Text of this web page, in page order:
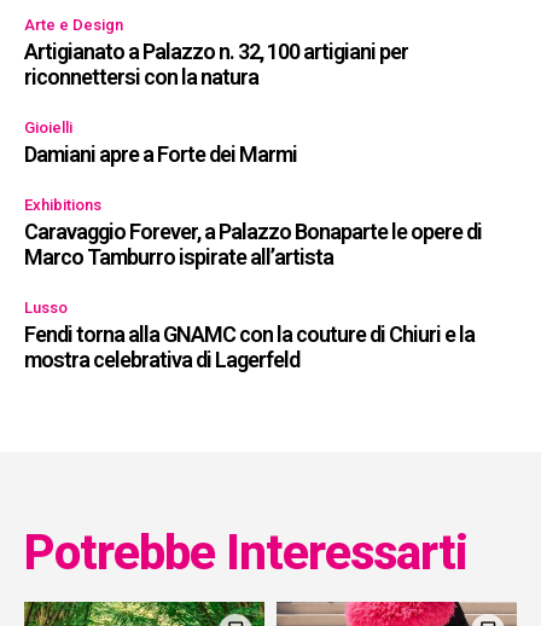
Arte e Design
Artigianato a Palazzo n. 32, 100 artigiani per
riconnettersi con la natura
Gioielli
Damiani apre a Forte dei Marmi
Exhibitions
Caravaggio Forever, a Palazzo Bonaparte le opere di
Marco Tamburro ispirate all’artista
Lusso
Fendi torna alla GNAMC con la couture di Chiuri e la
mostra celebrativa di Lagerfeld
Potrebbe Interessarti